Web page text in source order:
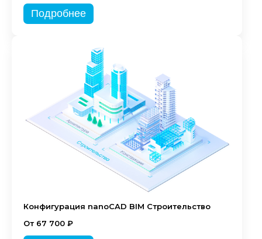
Подробнее
Конфигурация nanoCAD BIM Строительство
От 67 700 ₽